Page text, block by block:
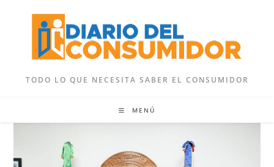
contenido
TODO LO QUE NECESITA SABER EL CONSUMIDOR
MENÚ